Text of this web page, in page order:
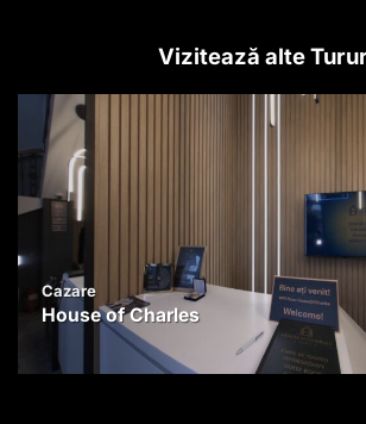
Vizitează alte
Cazare
House of Charles